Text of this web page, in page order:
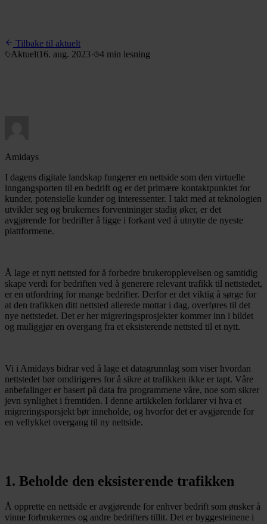
Tilbake til aktuelt
Aktuelt16. aug. 2023· 4 min lesning
Amidays
I dagens digitale landskap fungerer en nettside som den virtuelle
inngangsporten til en bedrift og er det primære kontaktpunktet for
kunder, potensielle kunder og interessenter. I takt med at teknologien
utvikler seg og brukernes forventninger stadig øker, er det
avgjørende for bedrifter å ligge i forkant ved å utnytte de nyeste
plattformene.
Å lage et nytt nettsted for å forbedre brukeropplevelsen og samtidig
skape verdi for bedriften ved å generere relevant trafikk til nettstedet,
er en utfordring for mange bedrifter. Derfor er det viktig å sørge for
at den trafikken ditt nettsted allerede mottar i dag, overføres til det
nye nettstedet. Det er her migreringsprosjekter kommer inn i bildet
og muliggjør en overgang fra et eksisterende nettsted til et nytt.
Vi i Amidays bidrar ved å lage et datagrunnlag som viser hvordan
nettstedet bør omdirigeres for å sikre at trafikken ikke er tapt. Våre
anbefalinger er basert på data fra programmene våre, noe som sikrer
jevn synlighet i fremtiden. I denne artikkelen forklarer vi hva et
migreringsporsjekt bør inneholde, og hvorfor det er avgjørende for
en vellykket overgang til ny nettside.
1. Beholde den eksisterende trafikken
Å opprette en nettside er avgjørende for enhver bedrift som ønsker å
vinne forbrukernes og andre bedrifters tillit. Det er byggesteinene i